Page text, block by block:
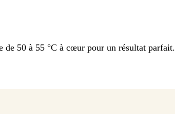
de 50 à 55 °C à cœur pour un résultat parfait.